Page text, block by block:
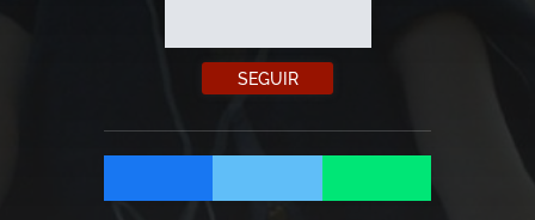
SEGUIR